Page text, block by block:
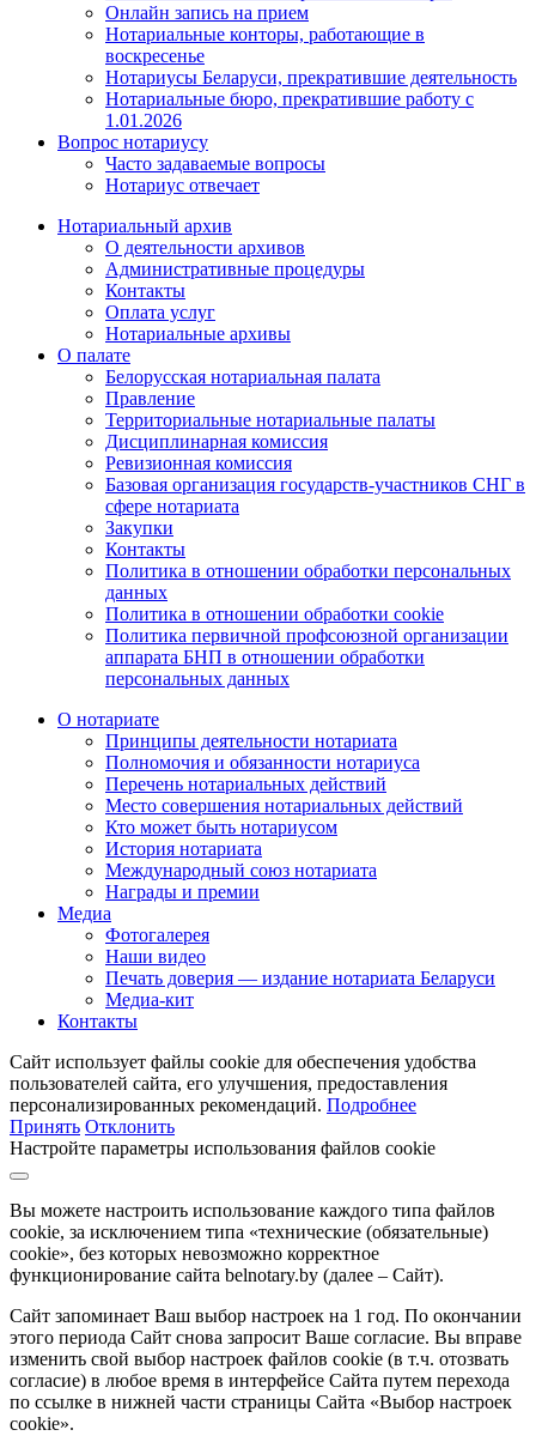
Онлайн запись на прием
Нотариальные конторы, работающие в
воскресенье
Нотариусы Беларуси, прекратившие деятельность
Нотариальные бюро, прекратившие работу с
1.01.2026
Вопрос нотариусу
Часто задаваемые вопросы
Нотариус отвечает
Нотариальный архив
О деятельности архивов
Административные процедуры
Контакты
Оплата услуг
Нотариальные архивы
О палате
Белорусская нотариальная палата
Правление
Территориальные нотариальные палаты
Дисциплинарная комиссия
Ревизионная комиссия
Базовая организация государств-участников СНГ в
сфере нотариата
Закупки
Контакты
Политика в отношении обработки персональных
данных
Политика в отношении обработки cookie
Политика первичной профсоюзной организации
аппарата БНП в отношении обработки
персональных данных
О нотариате
Принципы деятельности нотариата
Полномочия и обязанности нотариуса
Перечень нотариальных действий
Место совершения нотариальных действий
Кто может быть нотариусом
История нотариата
Международный союз нотариата
Награды и премии
Медиа
Фотогалерея
Наши видео
Печать доверия — издание нотариата Беларуси
Медиа-кит
Контакты
Сайт использует файлы cookie для обеспечения удобства
пользователей сайта, его улучшения, предоставления
персонализированных рекомендаций. Подробнее
Принять Отклонить
Настройте параметры использования файлов cookie
Вы можете настроить использование каждого типа файлов
cookie, за исключением типа «технические (обязательные)
cookie», без которых невозможно корректное
функционирование сайта belnotary.by (далее – Сайт).
Сайт запоминает Ваш выбор настроек на 1 год. По окончании
этого периода Сайт снова запросит Ваше согласие. Вы вправе
изменить свой выбор настроек файлов cookie (в т.ч. отозвать
согласие) в любое время в интерфейсе Сайта путем перехода
по ссылке в нижней части страницы Сайта «Выбор настроек
cookie».